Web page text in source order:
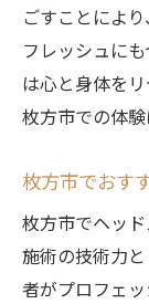
肩こり改
肩こ
枚方
由
を探
肩こ
ごすことによ
フレッシュに
は心と身体を
枚方市での体験
枚方市でおす
枚方市でヘッ
施術の技術力
者がプロフェ